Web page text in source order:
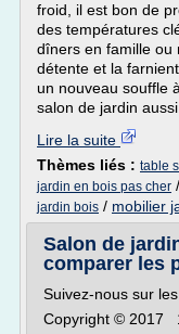
froid, il est bon de
des températures
dîners en famille ou
détente et la
un nouveau souffle
salon de jardin
Lire la suite
Thèmes liés : table
jardin en bois pas cher /
jardin bois / mobilier
Salon de
comparer les
Suivez-nous sur
Copyright © 2017